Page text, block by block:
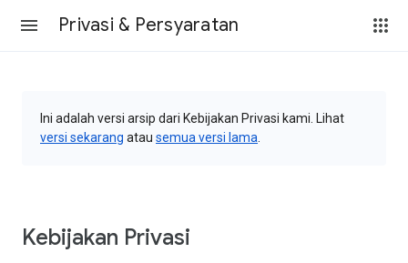
Privasi & Persyaratan
Ini adalah versi arsip dari Kebijakan Privasi kami. Lihat
versi sekarang atau semua versi lama
Kebijakan Privasi